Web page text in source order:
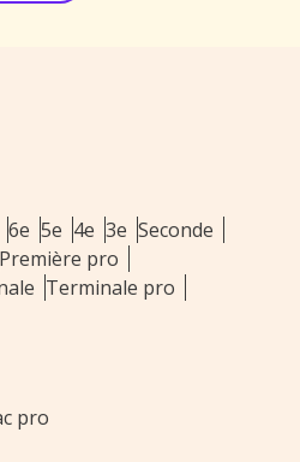
6e 5e 4e 3e Seconde
Première pro
Terminale pro
pro